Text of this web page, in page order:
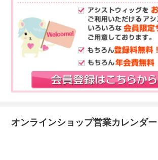
オンラインショップ営業カレンダー